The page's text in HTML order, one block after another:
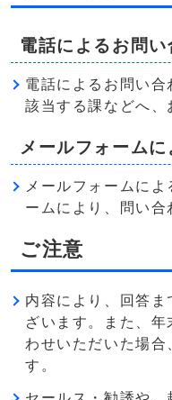
電話によるお問い
電話によるお問い合
該当する課などへ、
メールフォーム
メールフォームに
ームにより、問い合
ご注意
内容により、回答
ざいます。また、
わせいただいた場合
す。